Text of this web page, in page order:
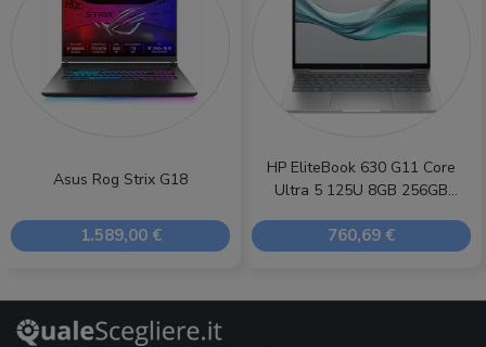
Asus Rog Strix G18
1.589,00 €
HP EliteBook 630 G11 Core
Ultra 5 125U 8GB 256GB
760,69 €